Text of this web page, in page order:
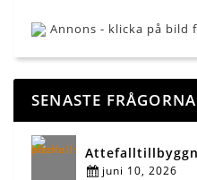
Annons - klicka på bild
SENASTE FRÅGORNA
juni 10, 2026